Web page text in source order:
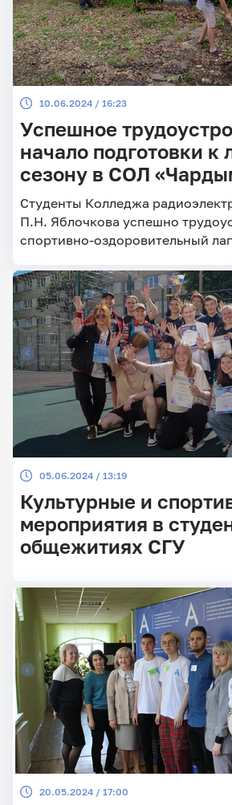
10.06.2024 / 16:23
Успешное
начало подготовки к
сезону в СОЛ
Студенты Колледжа
П.Н. Яблочкова успешно
спортивно-оздоровительный
05.06.2024 / 13:19
Культурные и
мероприятия в
общежитиях СГУ
20.05.2024 / 17:00